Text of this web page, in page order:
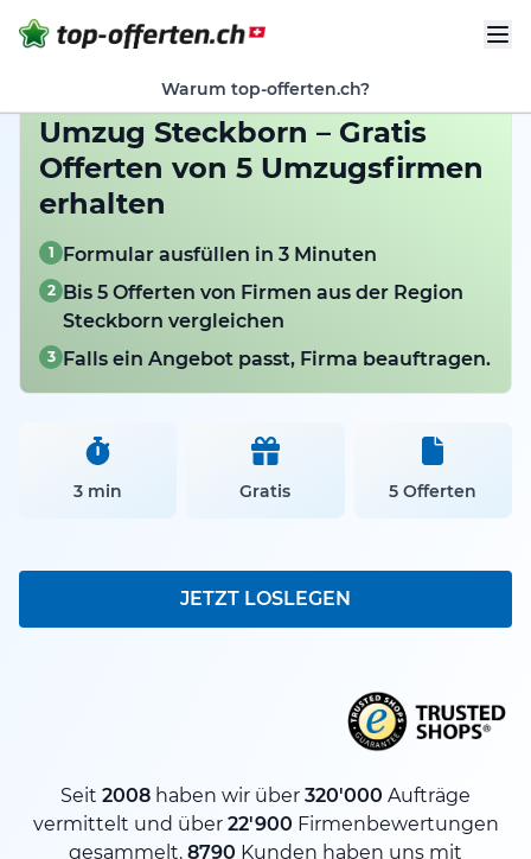
Warum top-offerten.ch?
Umzug Steckborn – Gratis
Offerten von 5 Umzugsfirmen
erhalten
1 Formular ausfüllen in 3 Minuten
2 Bis 5 Offerten von Firmen aus der Region
Steckborn vergleichen
3 Falls ein Angebot passt, Firma beauftragen.
3 min Gratis 5 Offerten
JETZT LOSLEGEN
Seit 2008 haben wir über 320'000 Aufträge
vermittelt und über 22'900 Firmenbewertungen
gesammelt. 8790 Kunden haben uns mit